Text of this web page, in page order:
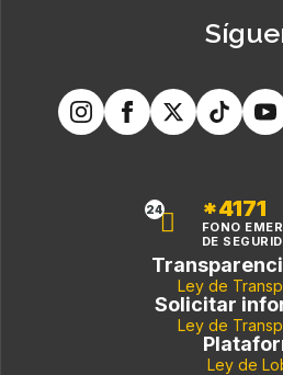
24 *4171
FONO
DE
Ley de
Solicitar
Ley de
Ley de